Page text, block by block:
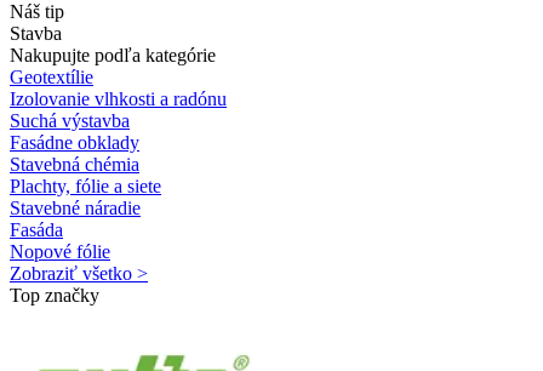
Náš tip
Stavba
Nakupujte podľa kategórie
Geotextílie
Izolovanie vlhkosti a radónu
Suchá výstavba
Fasádne obklady
Stavebná chémia
Plachty, fólie a siete
Stavebné náradie
Fasáda
Nopové fólie
Zobraziť všetko >
Top značky